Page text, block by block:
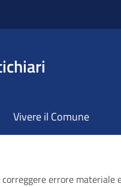
Vivere il Comune
errore